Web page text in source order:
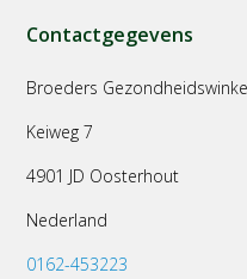
Contactgegevens
Broeders
Keiweg 7
4901 JD Oosterhout
Nederland
0162-453223